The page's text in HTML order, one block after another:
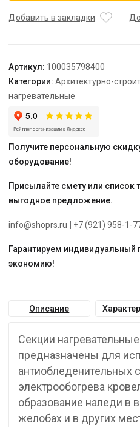
TEPLOLUX
3550-
40
Добавить в закладки
Артикул: 100035798400
Категории: Архитектурно-
нагревательные
Получите персональную
оборудование!
Присылайте смету или список
выгодное предложение.
info@shoprs.ru +7 (921) 958-1-
Гарантируем
экономию!
Описание
Секции
предназначены для
антиобледенительных
электрообогрева
образование наледи в
желобах и в других